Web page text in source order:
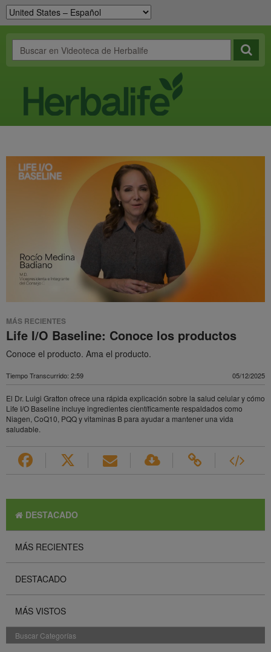
MÁS RECIENTES
Life I/O Baseline: Conoce los productos
Conoce el producto. Ama el producto.
Tiempo Transcurrido: 2:59 05/12/2025
El Dr. Luigi Gratton ofrece una rápida explicación sobre la salud celular y cómo
Life I/O Baseline incluye ingredientes científicamente respaldados como
Niagen, CoQ10, PQQ y vitaminas B para ayudar a mantener una vida
saludable.
DESTACADO
MÁS RECIENTES
DESTACADO
MÁS VISTOS
Buscar Categorías